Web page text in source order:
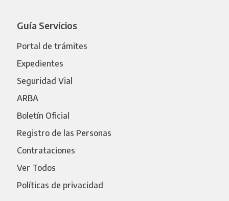
Guía Servicios
Portal de trámites
Expedientes
Seguridad Vial
ARBA
Boletín Oficial
Registro de las Personas
Contrataciones
Ver Todos
Políticas de privacidad